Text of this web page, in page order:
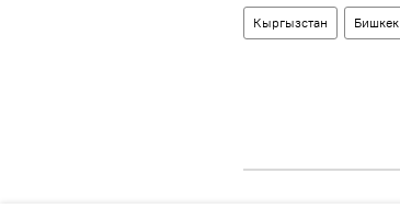
Кыргызстан Бишкек